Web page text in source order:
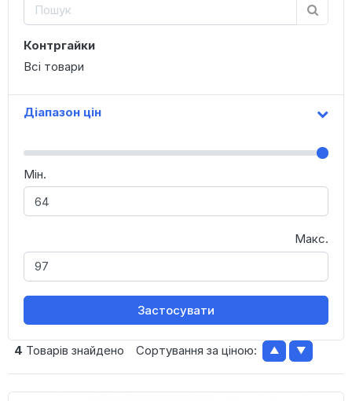
Контргайки
Всі товари
Діапазон цін
Мін.
Макс.
Застосувати
4 Товарів знайдено Сортування за ціною: ▲ ▼